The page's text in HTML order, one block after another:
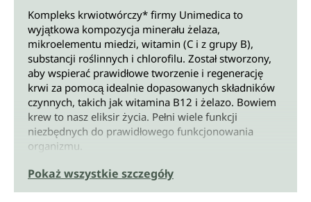
Kompleks krwiotwórczy* firmy Unimedica to
wyjątkowa kompozycja minerału żelaza,
mikroelementu miedzi, witamin (C i z grupy B),
substancji roślinnych i chlorofilu. Został stworzony,
aby wspierać prawidłowe tworzenie i regenerację
krwi za pomocą idealnie dopasowanych składników
czynnych, takich jak witamina B12 i żelazo. Bowiem
krew to nasz eliksir życia. Pełni wiele funkcji
niezbędnych do prawidłowego funkcjonowania
organizmu.
Nasz organizm codziennie produkuje miliardy
nowych komórek krwi. Niewystarczające
Pokaż wszystkie szczegóły